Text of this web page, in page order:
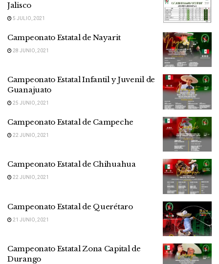
Jalisco
5 JULIO, 2021
Campeonato Estatal de Nayarit
28 JUNIO, 2021
Campeonato Estatal Infantil y Juvenil de
Guanajuato
25 JUNIO, 2021
Campeonato Estatal de Campeche
22 JUNIO, 2021
Campeonato Estatal de Chihuahua
22 JUNIO, 2021
Campeonato Estatal de Querétaro
21 JUNIO, 2021
Campeonato Estatal Zona Capital de
Durango